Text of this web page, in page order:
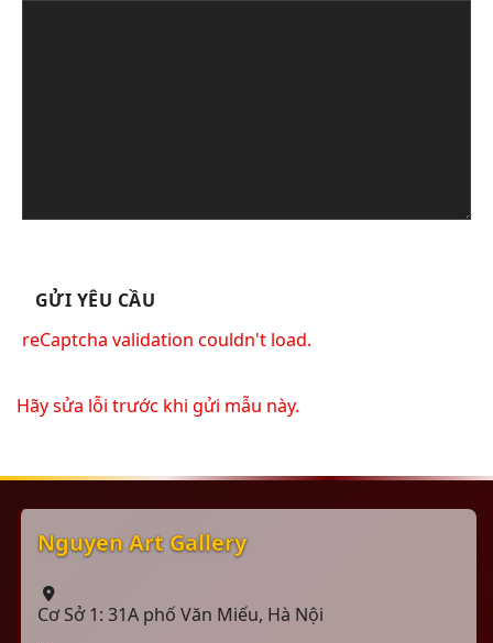
reCaptcha validation couldn't load.
Hãy sửa lỗi trước khi gửi mẫu này.
Nguyen Art Gallery
Cơ Sở 1: 31A phố Văn Miếu, Hà Nội